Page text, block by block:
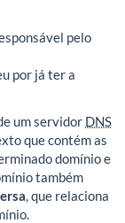
pelo
por já ter a
um servidor DNS
que contém as
domínio e
também
, que relaciona